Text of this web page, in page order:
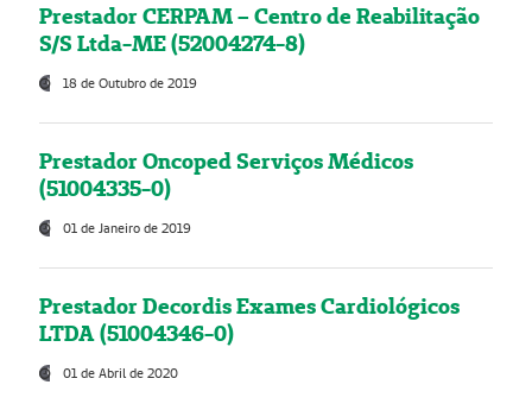
Prestador CERPAM – Centro de Reabilitação
S/S Ltda-ME (52004274-8)
18 de Outubro de 2019
Prestador Oncoped Serviços Médicos
(51004335-0)
01 de Janeiro de 2019
Prestador Decordis Exames Cardiológicos
LTDA (51004346-0)
01 de Abril de 2020